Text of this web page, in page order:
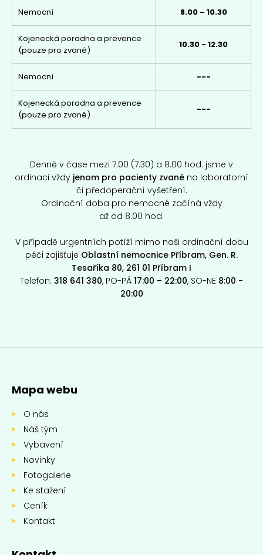
Nemocní 8.00 – 10.30
Kojenecká poradna a prevence
(pouze pro zvané)
10.30 - 12.30
Nemocní ---
Kojenecká poradna a prevence
(pouze pro zvané)
---
Denně v čase mezi 7.00 (7.30) a 8.00 hod. jsme v
ordinaci vždy jenom pro pacienty zvané na laboratorní
či předoperační vyšetření.
Ordinační doba pro nemocné začíná vždy
až od 8.00 hod.
V případě urgentních potíží mimo naši ordinační dobu
péči zajišťuje Oblastní nemocnice Příbram, Gen. R.
Tesaříka 80, 261 01 Příbram I
Telefon: 318 641 380, PO-PÁ 17:00 – 22:00, SO-NE 8:00 -
20:00
Mapa webu
O nás
Náš tým
Vybavení
Novinky
Fotogalerie
Ke stažení
Ceník
Kontakt